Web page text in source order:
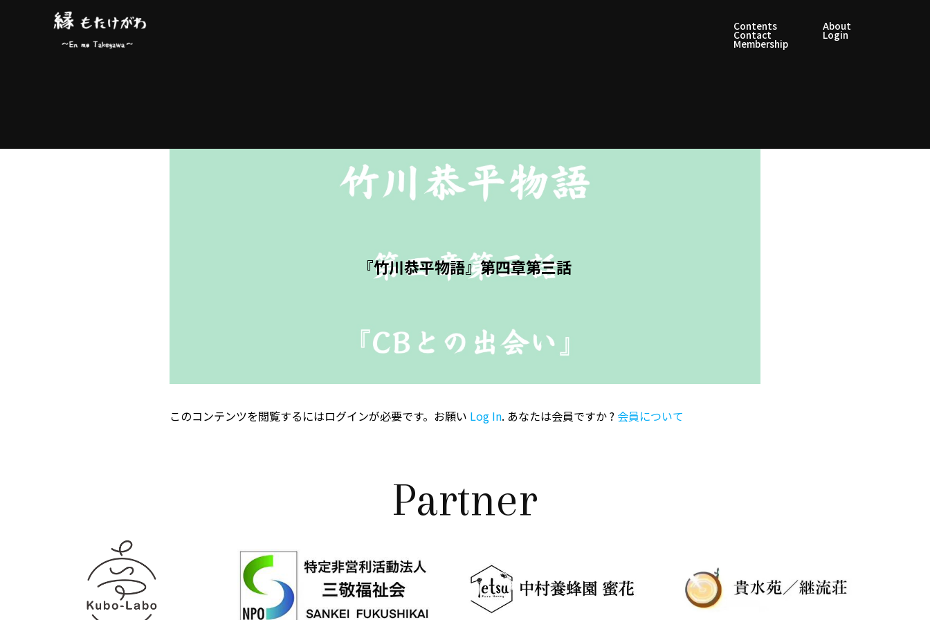
Contents About
Contact Login
Membership
『竹川恭平物語』第四章第三話
このコンテンツを閲覧するにはログインが必要です。お願い Log In. あなたは会員ですか ? 会員について
Partner